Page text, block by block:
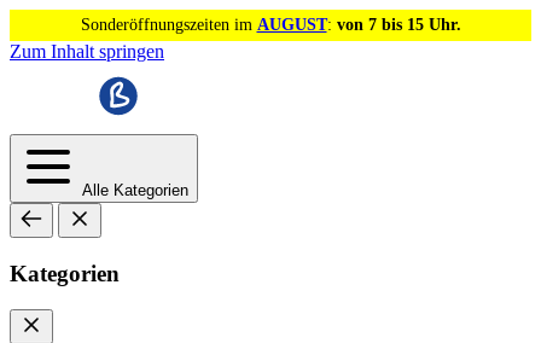
Sonderöffnungszeiten im AUGUST: von 7 bis 15 Uhr.
Zum Inhalt springen
Alle Kategorien
Kategorien